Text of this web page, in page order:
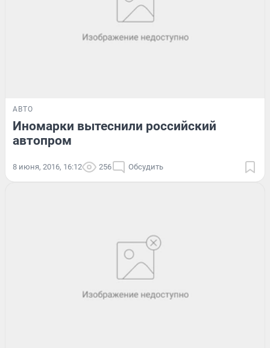
АВТО
Иномарки вытеснили российский
автопром
8 июня, 2016, 16:12 256 Обсудить